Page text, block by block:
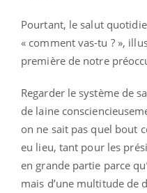
Pourtant, le salut
« comment vas-tu ? »,
première de notre
Regarder le système de
de laine
on ne sait pas quel bout
eu lieu, tant pour les
en grande partie parce
mais d’une multitude de